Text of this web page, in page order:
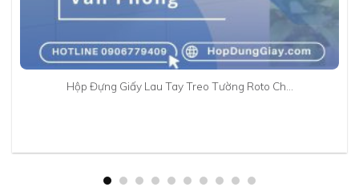
Hộp Đựng Giấy Lau Tay Treo Tường Roto Ch…